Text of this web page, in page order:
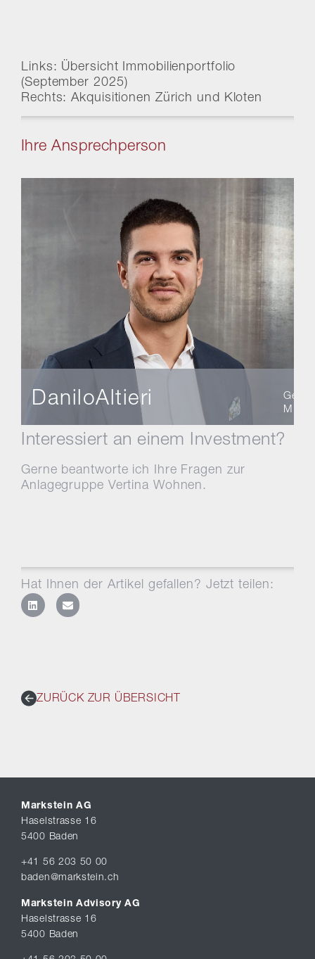
Links: Übersicht Immobilienportfolio
(September 2025)
Rechts: Akquisitionen Zürich und Kloten
Ihre Ansprechperson
DaniloAltieri
MBA
Interessiert an einem Investment?
Gerne beantworte ich Ihre Fragen zur
Anlagegruppe Vertina Wohnen.
Hat Ihnen der Artikel gefallen? Jetzt teilen:
ZURÜCK ZUR ÜBERSICHT
Markstein AG
Haselstrasse 16
5400 Baden
+41 56 203 50 00
baden@markstein.ch
Markstein Advisory AG
Haselstrasse 16
5400 Baden